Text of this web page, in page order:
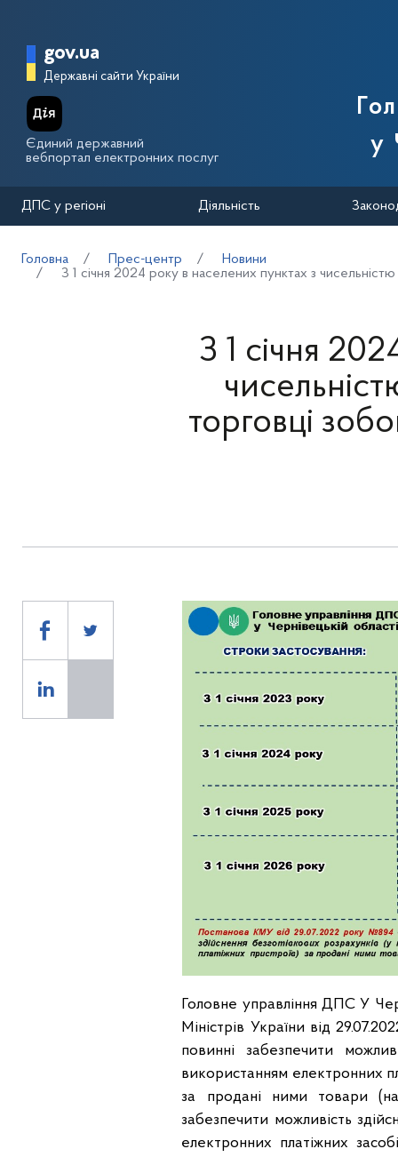
Головна сторінка Державної
gov.ua
Державні сайти України
Єдиний державний
вебпортал електронних послуг
у
ДПС у регіоні Діяльність
Головна Прес-центр
Новини
З 1 січня 2024 року в населених пунктах з
З 1 січня
торговці
Головне управління ДПС У
Міністрів України від
повинні забезпечити
використанням електронних
за продані ними товари
забезпечити можливість
електронних платіжних